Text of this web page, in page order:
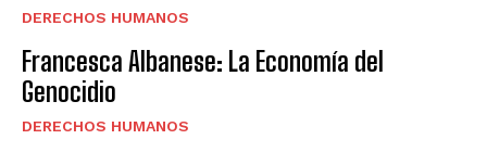
DERECHOS HUMANOS
Francesca Albanese: La Economía del
Genocidio
DERECHOS HUMANOS